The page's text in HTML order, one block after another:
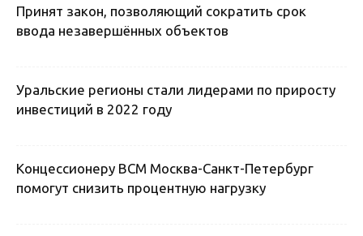
Принят закон, позволяющий сократить срок
ввода незавершённых объектов
Уральские регионы стали лидерами по приросту
инвестиций в 2022 году
Концессионеру ВСМ Москва-Санкт-Петербург
помогут снизить процентную нагрузку